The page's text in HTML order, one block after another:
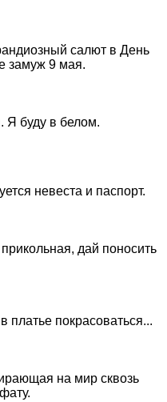
салют в День
замуж 9 мая.
Я буду в белом.
невеста и паспорт.
дай поносить
платье покрасоваться...
на мир сквозь